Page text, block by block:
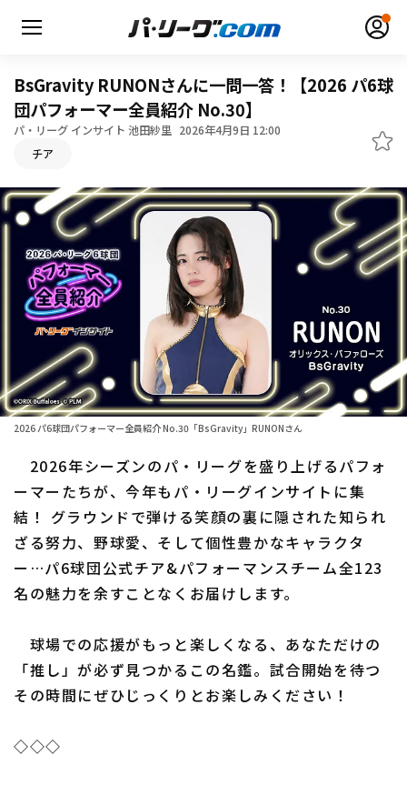
HOME
動画
日程・結果
順位表･成績
1軍公式戦
ファーム東地区
ファーム西地区
交流戦
選手名鑑
選手名鑑トップ
北海道日本ハムファイターズ
東北楽天ゴールデンイーグルス
埼玉西武ライオンズ
千葉ロッテマリーンズ
福岡ソフトバンクホークス
ニュース
設定
BsGravity RUNONさんに一問一答！【2026 パ6球
団パフォーマー全員紹介 No.30】
パ・リーグ インサイト 池田紗里 2026年4月9日 12:00
チア
2026 パ6球団パフォーマー全員紹介 No.30「BsGravity」RUNONさん
2026年シーズンのパ・リーグを盛り上げるパフォ
ーマーたちが、今年もパ・リーグインサイトに集
結！ グラウンドで弾ける笑顔の裏に隠された知られ
ざる努力、野球愛、そして個性豊かなキャラクタ
ー…パ6球団公式チア&パフォーマンスチーム全123
名の魅力を余すことなくお届けします。
球場での応援がもっと楽しくなる、あなただけの
「推し」が必ず見つかるこの名鑑。試合開始を待つ
その時間にぜひじっくりとお楽しみください！
◇◇◇